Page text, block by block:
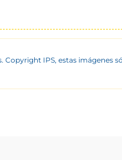
Copyright IPS, estas imágenes